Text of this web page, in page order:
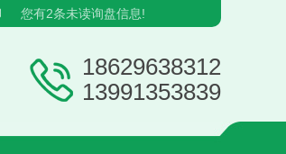
您有2条未读询盘信息!
18629638312
13991353839